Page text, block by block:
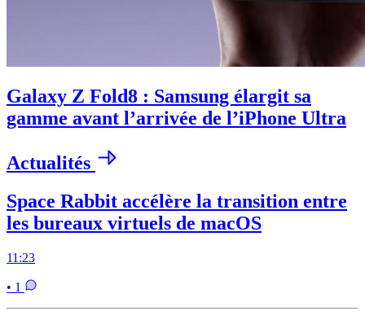
Galaxy Z Fold8 : Samsung élargit sa
gamme avant l’arrivée de l’iPhone Ultra
Actualités
Space Rabbit accélère la transition entre
les bureaux virtuels de macOS
11:23
• 1